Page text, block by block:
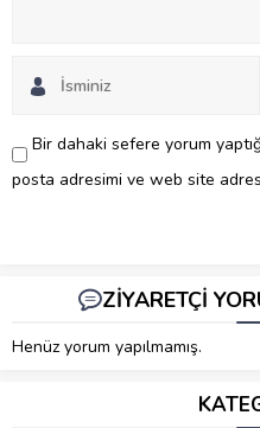
Bir dahaki sefere yorum
posta adresimi ve web site
ZİYARETÇİ
Henüz yorum yapılmamış.